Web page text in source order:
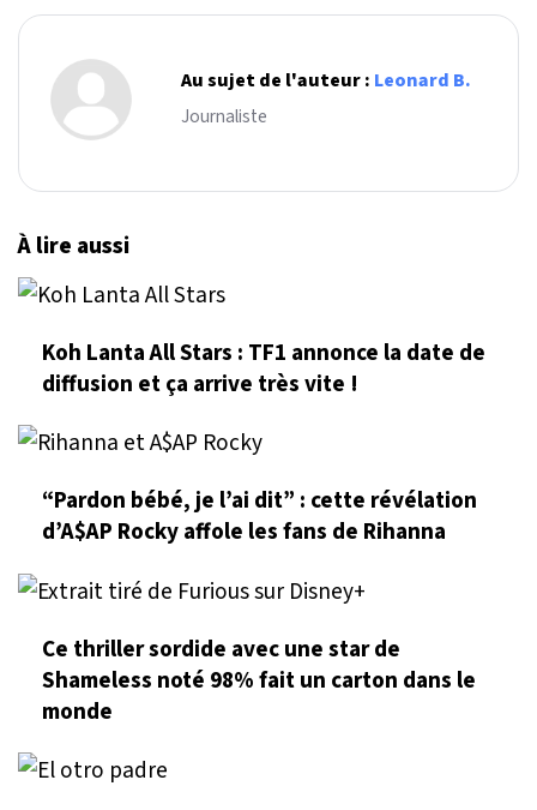
Au sujet de l'auteur : Leonard B.
Journaliste
À lire aussi
Koh Lanta All Stars : TF1 annonce la date de
diffusion et ça arrive très vite !
“Pardon bébé, je l’ai dit” : cette révélation
d’A$AP Rocky affole les fans de Rihanna
Ce thriller sordide avec une star de
Shameless noté 98% fait un carton dans le
monde